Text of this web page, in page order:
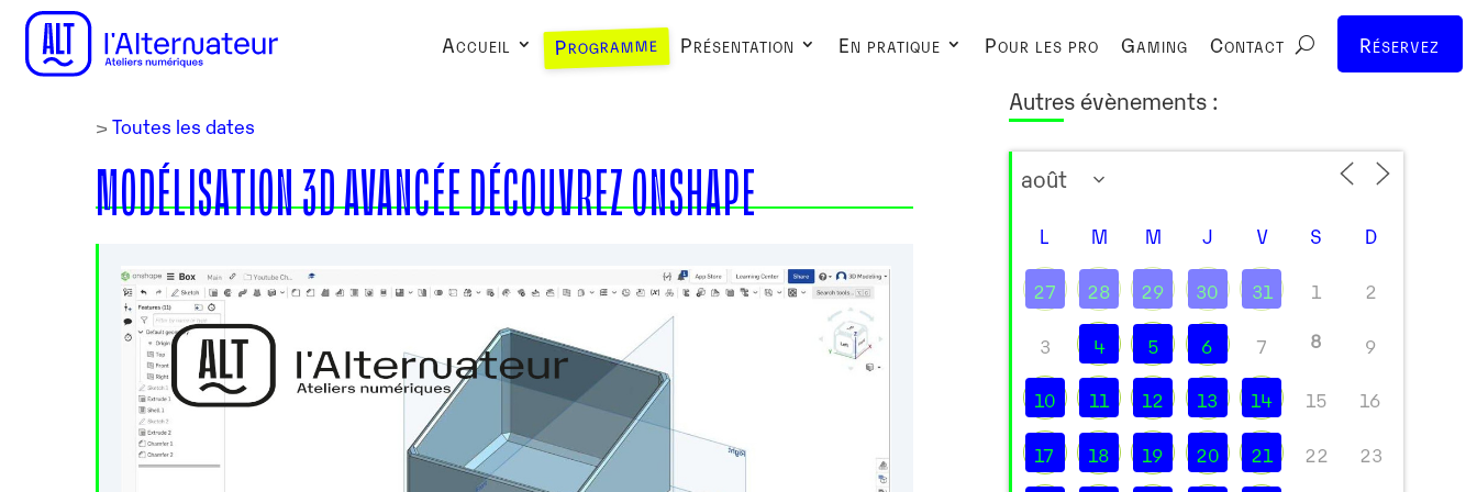
Accueil Programme Présentation En pratique Pour les pro Gaming Contact Réservez
> Toutes les dates
MODÉLISATION 3D AVANCÉE DÉCOUVREZ ONSHAPE
Autres évènements :
L M M J V S D
27 28 29 30 31 1 2
3 4 5 6 7 8 9
10 11 12 13 14 15 16
17 18 19 20 21 22 23